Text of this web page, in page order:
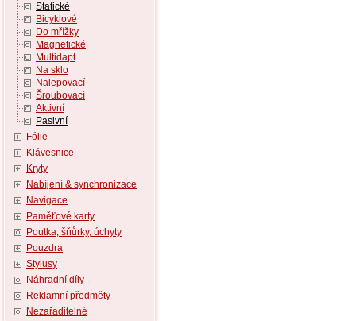
Statické
Bicyklové
Do mřížky
Magnetické
Multidapt
Na sklo
Nalepovací
Šroubovací
Aktivní
Pasivní
Fólie
Klávesnice
Kryty
Nabíjení & synchronizace
Navigace
Paměťové karty
Poutka, šňůrky, úchyty
Pouzdra
Stylusy
Náhradní díly
Reklamní předměty
Nezařaditelné